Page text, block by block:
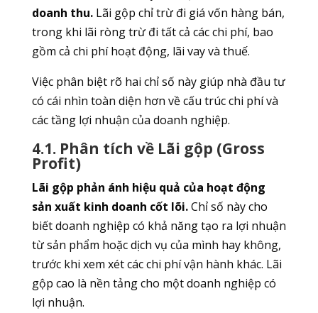
doanh thu.Lãi gộp chỉ trừ đi giá vốn hàng bán,
trong khi lãi ròng trừ đi tất cả các chi phí, bao
gồm cả chi phí hoạt động, lãi vay và thuế.
Việc phân biệt rõ hai chỉ số này giúp nhà đầu tư
có cái nhìn toàn diện hơn về cấu trúc chi phí và
các tầng lợi nhuận của doanh nghiệp.
4.1. Phân tích về Lãi gộp (Gross
Profit)
Lãi gộp phản ánh hiệu quả của hoạt động
sản xuất kinh doanh cốt lõi.Chỉ số này cho
biết doanh nghiệp có khả năng tạo ra lợi nhuận
từ sản phẩm hoặc dịch vụ của mình hay không,
trước khi xem xét các chi phí vận hành khác. Lãi
gộp cao là nền tảng cho một doanh nghiệp có
lợi nhuận.